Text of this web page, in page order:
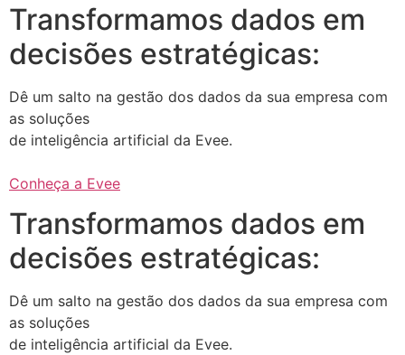
Transformamos dados em
decisões estratégicas:
Dê um salto na gestão dos dados da sua empresa com
as soluções
de inteligência artificial da Evee.
Conheça a Evee
Transformamos dados em
decisões estratégicas:
Dê um salto na gestão dos dados da sua empresa com
as soluções
de inteligência artificial da Evee.